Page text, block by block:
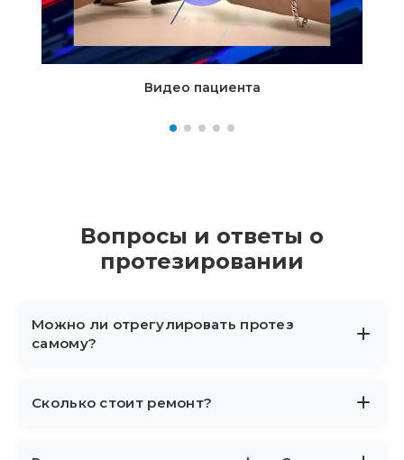
Видео пациента
Вопросы и ответы о
протезировании
Можно ли отрегулировать протез
самому?
голени требует лазерного стенда и
Сколько стоит ремонт?
Мелкий ремонт (склейка, замена тросика)